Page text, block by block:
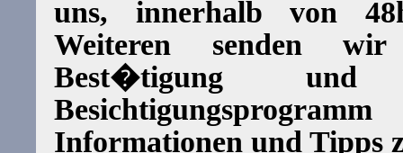
uns, innerhalb von
Weiteren senden
Best�tigung
Informationen und Tipps